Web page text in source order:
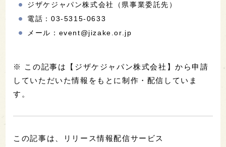
ジザケジャパン株式会社（県事業委託先）
電話：03-5315-0633
メール：event@jizake.or.jp
※ この記事は【ジザケジャパン株式会社】から申請
していただいた情報をもとに制作・配信していま
す。
この記事は、リリース情報配信サービス